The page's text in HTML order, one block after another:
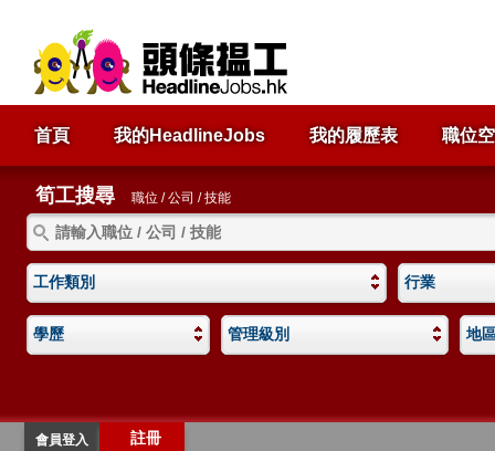
首頁 我的HeadlineJobs 我的履歷表 職位
筍工搜尋 職位 / 公司 / 技能
工作類別 行業
學歷 管理級別 地
會員登入 註冊